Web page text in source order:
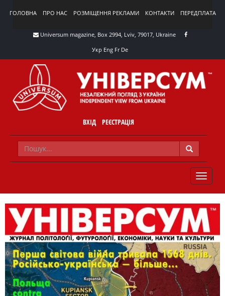
ГОЛОВНА ПРО НАС РОЗМІЩЕННЯ РЕКЛАМИ КОНТАКТИ ПЕРЕДПЛАТА
Universum magazine, Box 2994, Lviv, 79017, Ukraine
Укр Eng Fr De
ВХІД РЕЄСТРАЦІЯ
TOGGLE